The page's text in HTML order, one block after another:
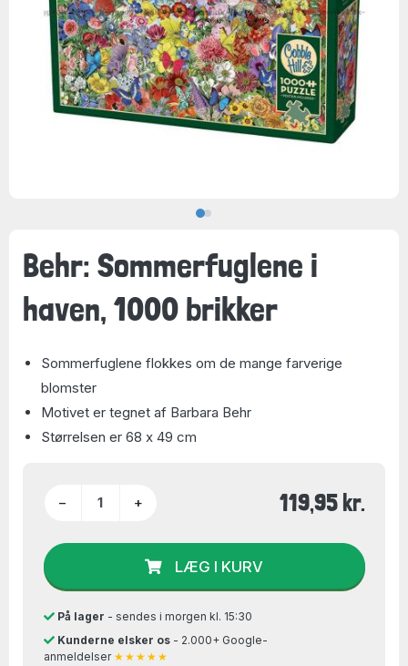
Behr: Sommerfuglene i
haven, 1000 brikker
Sommerfuglene flokkes om de mange farverige
blomster
Motivet er tegnet af Barbara Behr
Størrelsen er 68 x 49 cm
− + 119,95 kr.
LÆG I KURV
På lager - sendes i morgen kl. 15:30
Kunderne elsker os- 2.000+ Google-
anmeldelser ★★★★★